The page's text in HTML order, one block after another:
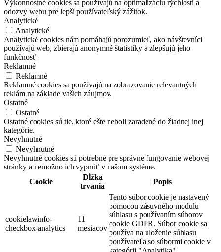
Výkonnostné cookies sa používajú na optimalizáciu rýchlosti a
odozvy webu pre lepší používateľský zážitok.
Analytické
Analytické
Analytické cookies nám pomáhajú porozumieť, ako návštevníci
používajú web, zbierajú anonymné štatistiky a zlepšujú jeho
funkčnosť.
Reklamné
Reklamné
Reklamné cookies sa používajú na zobrazovanie relevantných
reklám na základe vašich záujmov.
Ostatné
Ostatné
Ostatné cookies sú tie, ktoré ešte neboli zaradené do žiadnej inej
kategórie.
Nevyhnutné
Nevyhnutné
Nevyhnutné cookies sú potrebné pre správne fungovanie webovej
stránky a nemožno ich vypnúť v našom systéme.
Cookie
Dĺžka
trvania
Popis
cookielawinfo-
checkbox-analytics
11
mesiacov
Tento súbor cookie je nastavený
pomocou zásuvného modulu
súhlasu s používaním súborov
cookie GDPR. Súbor cookie sa
používa na uloženie súhlasu
používateľa so súbormi cookie v